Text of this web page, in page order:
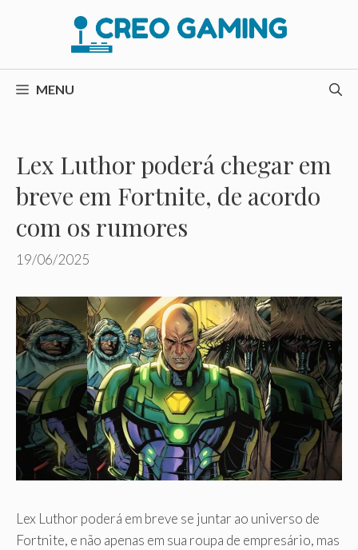
conteúdo
MENU
Lex Luthor poderá chegar em
breve em Fortnite, de acordo
com os rumores
19/06/2025
Lex Luthor poderá em breve se juntar ao universo de
Fortnite, e não apenas em sua roupa de empresário, mas